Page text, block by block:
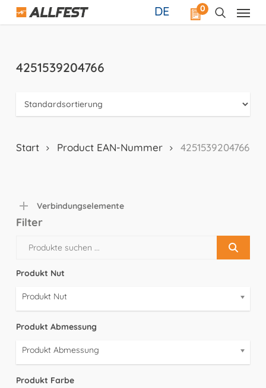
Skip
0
DE
4251539204766
Start Product EAN-Nummer 4251539204766
Verbindungselemente
Filter
Produkt Nut
Produkt Nut
Produkt Abmessung
Produkt Abmessung
Produkt Farbe